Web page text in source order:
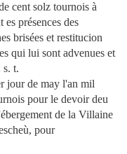
cent solz tournois à
présences des
brisées et restitucion
qui lui sont advenues et
s. t.
jour de may l'an mil
pour le devoir deu
de la Villaine
pour